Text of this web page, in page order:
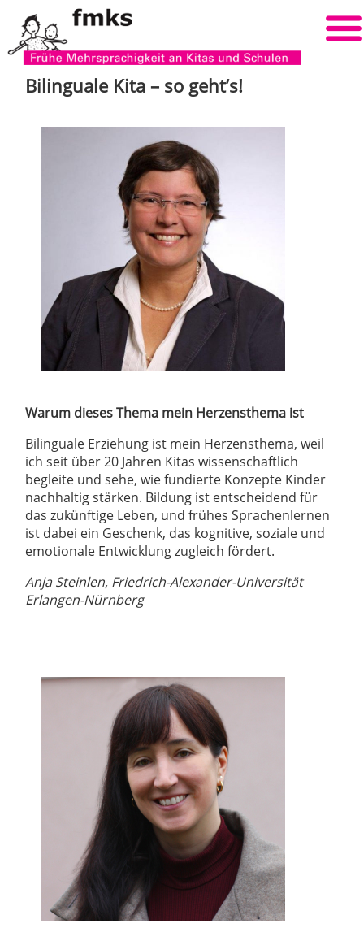
Bilinguale Kita – so geht’s!
Warum dieses Thema mein Herzensthema ist
Bilinguale Erziehung ist mein Herzensthema, weil
ich seit über 20 Jahren Kitas wissenschaftlich
begleite und sehe, wie fundierte Konzepte Kinder
nachhaltig stärken. Bildung ist entscheidend für
das zukünftige Leben, und frühes Sprachenlernen
ist dabei ein Geschenk, das kognitive, soziale und
emotionale Entwicklung zugleich fördert.
Anja Steinlen, Friedrich-Alexander-Universität
Erlangen-Nürnberg